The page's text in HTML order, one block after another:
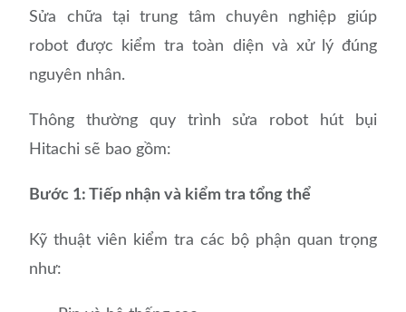
Sửa chữa tại trung tâm chuyên nghiệp giúp
robot được kiểm tra toàn diện và xử lý đúng
nguyên nhân.
Thông thường quy trình sửa robot hút bụi
Hitachi sẽ bao gồm:
Bước 1: Tiếp nhận và kiểm tra tổng thể
Kỹ thuật viên kiểm tra các bộ phận quan trọng
như: